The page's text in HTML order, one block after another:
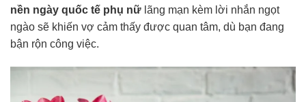
nền ngày quốc tế phụ nữ lãng mạn kèm lời nhắn ngọt
ngào sẽ khiến vợ cảm thấy được quan tâm, dù bạn đang
bận rộn công việc.